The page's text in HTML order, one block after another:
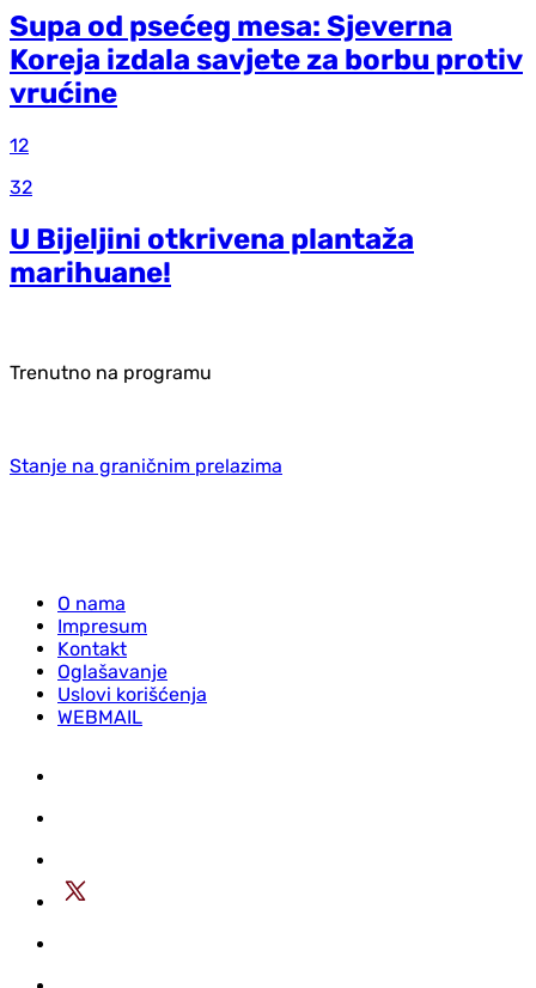
Supa od psećeg mesa: Sjeverna
Koreja izdala savjete za borbu protiv
vrućine
12
32
U Bijeljini otkrivena plantaža
marihuane!
Trenutno na programu
Stanje na graničnim prelazima
O nama
Impresum
Kontakt
Oglašavanje
Uslovi korišćenja
WEBMAIL